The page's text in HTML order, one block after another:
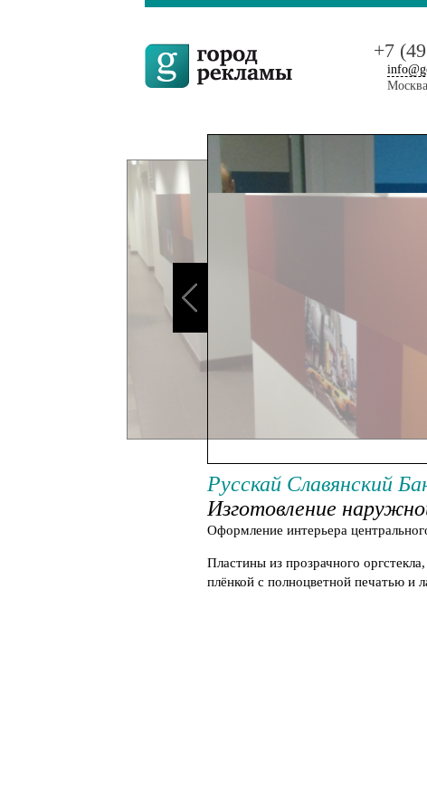
+7
Изготовление
Русскай Славянский
Изготовление
Оформление интерьера
Пластины из прозрачного оргстекла,
плёнкой с полноцветной печатью и